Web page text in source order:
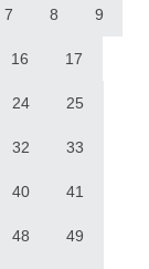
7 8 9
16 17
24 25
32 33
40 41
48 49